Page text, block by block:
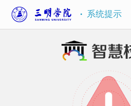
系统提示